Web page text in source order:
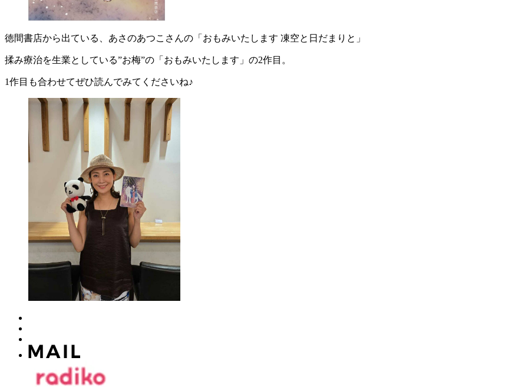
徳間書店から出ている、あさのあつこさんの「おもみいたします 凍空と日だまりと」
揉み療治を生業としている”お梅”の「おもみいたします」の2作目。
1作目も合わせてぜひ読んでみてくださいね♪